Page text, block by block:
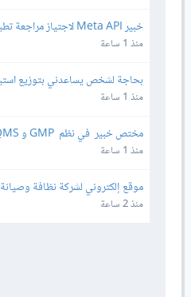
App Review) لمنصة SaaS
منذ 1 ساعة
هندسة البرمجيات
منذ 1 ساعة
مختص خبير  في نظم  GMP و eQMS
منذ 1 ساعة
موقع إلكتروني لشركة نظافة وصيانة
منذ 2 ساعة